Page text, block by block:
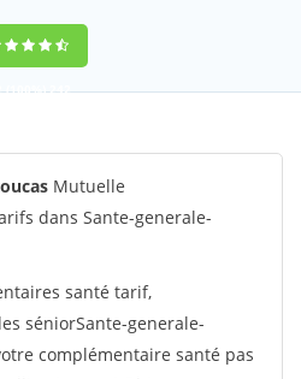
(100%)242
Mutuelle
dans Sante-generale-
santé tarif,
séniorSante-generale-
complémentaire santé pas